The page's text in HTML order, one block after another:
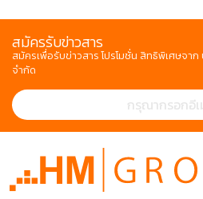
สมัครรับข่าวสาร
สมัครเพื่อรับข่าวสาร โปรโมชั่น สิทธิพิเศษจาก
จำกัด